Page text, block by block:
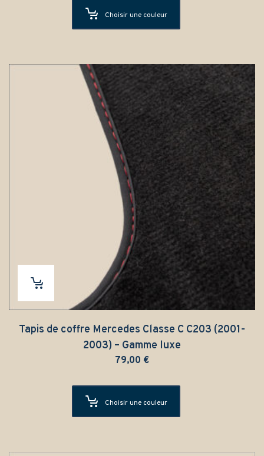
Choisir une couleur
Tapis de coffre Mercedes Classe C C203 (2001-
2003) – Gamme luxe
79,00 €
Choisir une couleur